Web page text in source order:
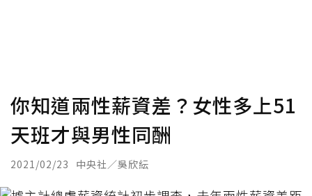
你知道兩性薪資差？女性多上51
天班才與男性同酬
2021/02/23 中央社／吳欣紜